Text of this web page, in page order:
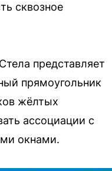
сквозное
представляет
прямоугольник
жёлтых
ассоциации с
окнами.